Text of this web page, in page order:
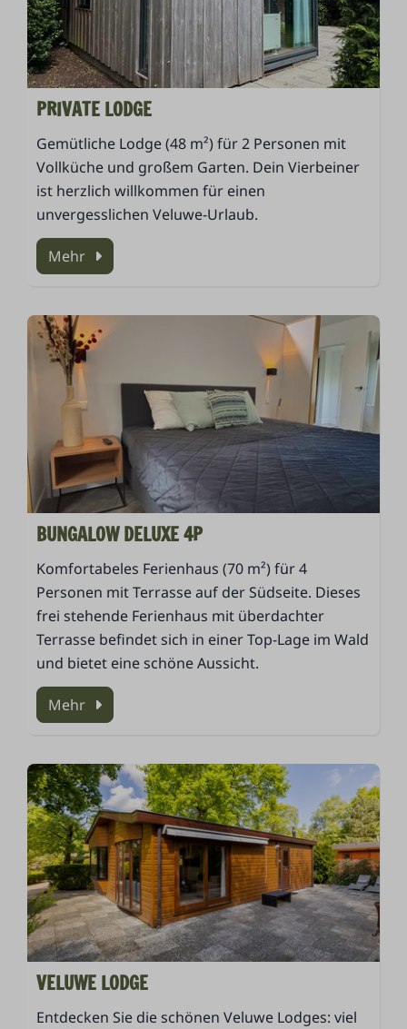
PRIVATE LODGE
Gemütliche Lodge (48 m²) für 2 Personen mit
Vollküche und großem Garten. Dein Vierbeiner
ist herzlich willkommen für einen
unvergesslichen Veluwe-Urlaub.
Mehr
BUNGALOW DELUXE 4P
Komfortabeles Ferienhaus (70 m²) für 4
Personen mit Terrasse auf der Südseite. Dieses
frei stehende Ferienhaus mit überdachter
Terrasse befindet sich in einer Top-Lage im Wald
und bietet eine schöne Aussicht.
Mehr
VELUWE LODGE
Entdecken Sie die schönen Veluwe Lodges: viel